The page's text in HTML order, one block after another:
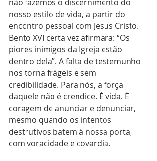
não fazemos o discernimento do
nosso estilo de vida, a partir do
encontro pessoal com Jesus Cristo.
Bento XVI certa vez afirmara: “Os
piores inimigos da Igreja estão
dentro dela”. A falta de testemunho
nos torna frágeis e sem
credibilidade. Para nós, a força
daquele não é crendice. É vida. É
coragem de anunciar e denunciar,
mesmo quando os intentos
destrutivos batem à nossa porta,
com voracidade e covardia.